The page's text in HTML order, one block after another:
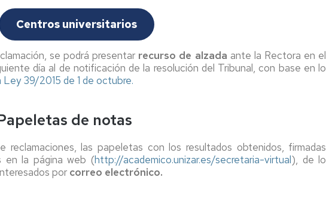
Centros universitarios
se podrá presentar recurso de alzada ante la Rectora en el
día al de notificación de la resolución del Tribunal, con base en lo
Ley 39/2015 de 1 de octubre.
de notas
reclamaciones, las papeletas con los resultados obtenidos, firmadas
en la página web (http://academico.unizar.es/secretaria-virtual), de lo
por correo electrónico.